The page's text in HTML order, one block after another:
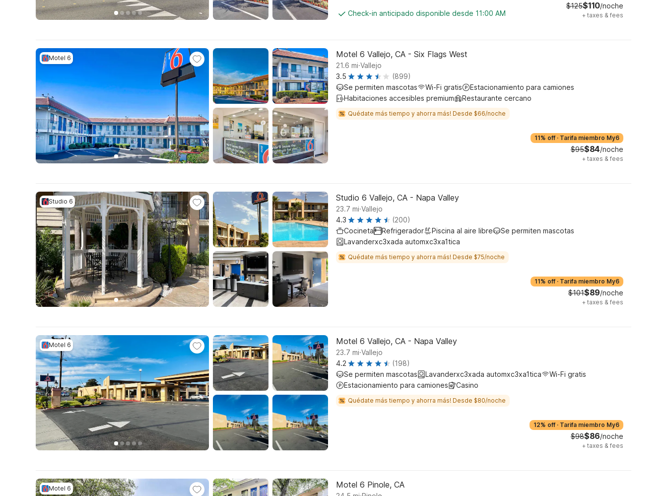
Check-in anticipado disponible desde 11:00 AM
$125$110/noche
+ taxes & fees
Motel 6 Motel 6 Vallejo, CA - Six Flags West
21.6 mi.Vallejo
3.5
(899)
Se permiten mascotas
Wi-Fi gratis
Estacionamiento para camiones
Habitaciones accesibles premium
Restaurante cercano
Quédate más tiempo y ahorra más! Desde $66/noche
11% off · Tarifa miembro My6
$95$84/noche
+ taxes & fees
Studio 6 Studio 6 Vallejo, CA - Napa Valley
23.7 mi.Vallejo
4.3
(200)
Cocineta
Refrigerador Piscina al aire libre
Se permiten mascotas
Lavanderxc3xada automxc3xa1tica
Quédate más tiempo y ahorra más! Desde $75/noche
11% off · Tarifa miembro My6
$101$89/noche
+ taxes & fees
Motel 6 Motel 6 Vallejo, CA - Napa Valley
23.7 mi.Vallejo
4.2
(198)
Se permiten mascotas
Lavanderxc3xada automxc3xa1tica
Wi-Fi gratis
Estacionamiento para camiones
Casino
Quédate más tiempo y ahorra más! Desde $80/noche
12% off · Tarifa miembro My6
$98$86/noche
+ taxes & fees
Motel 6 Motel 6 Pinole, CA
.